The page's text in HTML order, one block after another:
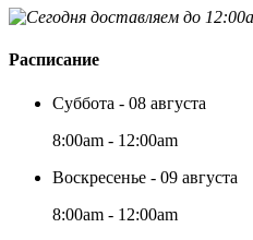
Расписание
Суббота - 08 августа
8:00am - 12:00am
Воскресенье - 09 августа
8:00am - 12:00am